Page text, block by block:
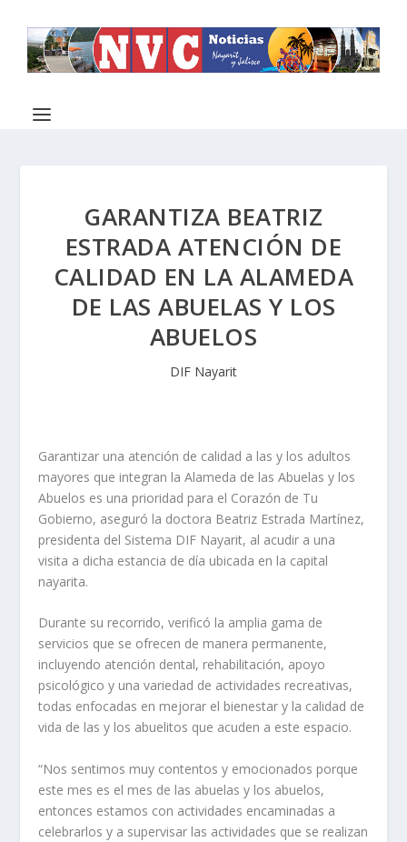
GARANTIZA BEATRIZ
ESTRADA ATENCIÓN DE
CALIDAD EN LA ALAMEDA
DE LAS ABUELAS Y LOS
ABUELOS
DIF Nayarit
Garantizar una atención de calidad a las y los adultos
mayores que integran la Alameda de las Abuelas y los
Abuelos es una prioridad para el Corazón de Tu
Gobierno, aseguró la doctora Beatriz Estrada Martínez,
presidenta del Sistema DIF Nayarit, al acudir a una
visita a dicha estancia de día ubicada en la capital
nayarita.
Durante su recorrido, verificó la amplia gama de
servicios que se ofrecen de manera permanente,
incluyendo atención dental, rehabilitación, apoyo
psicológico y una variedad de actividades recreativas,
todas enfocadas en mejorar el bienestar y la calidad de
vida de las y los abuelitos que acuden a este espacio.
“Nos sentimos muy contentos y emocionados porque
este mes es el mes de las abuelas y los abuelos,
entonces estamos con actividades encaminadas a
celebrarlos y a supervisar las actividades que se realizan